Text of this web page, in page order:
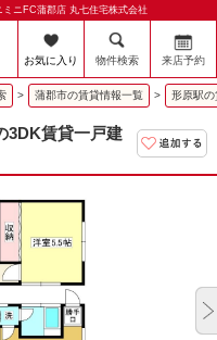
ニFC蒲郡店 丸七住宅株式会社
お気に入り 物件検索 来店予約
> 蒲郡市の賃貸情報一覧 > 形原駅
3DK賃貸一戸建